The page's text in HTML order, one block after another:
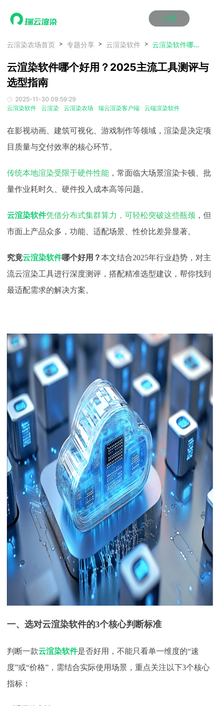
注册
首页
产品服务
云制作
云渲染管理系统
瑞兔百宝箱
AI视频插帧
云制作
云渲染管理系统
瑞兔百宝箱
AI视频插帧
云制作
云渲染管理系统
瑞兔百宝箱
AI视频插帧
云制作
云渲染管理系统
瑞兔百宝箱
AI视频插帧
云制作
云渲染管理系统
瑞兔百宝箱
AI视频插帧
云制作
云渲染管理系统
瑞兔百宝箱
AI视频插帧
Maya云渲染方案
3ds Max云渲染方案
Cinema 4D云渲染方案
Maya AI渲染方案
Maya云渲染方案
3ds Max云渲染方案
Cinema 4D云渲染方案
Maya AI渲染方案
Maya云渲染方案
3ds Max云渲染方案
Cinema 4D云渲染方案
Maya AI渲染方案
Maya云渲染方案
3ds Max云渲染方案
Cinema 4D云渲染方案
Maya AI渲染方案
Maya云渲染方案
3ds Max云渲染方案
Cinema 4D云渲染方案
Maya AI渲染方案
Maya云渲染方案
3ds Max云渲染方案
Cinema 4D云渲染方案
Maya AI渲染方案
动画价格
效果图价格
云制作价格
动画价格
效果图价格
云制作价格
动画价格
效果图价格
云制作价格
动画价格
效果图价格
云制作价格
动画价格
效果图价格
云制作价格
动画价格
效果图价格
云制作价格
新闻资讯
渲染大赛
新闻资讯
渲染大赛
新闻资讯
渲染大赛
新闻资讯
渲染大赛
新闻资讯
渲染大赛
新闻资讯
渲染大赛
特惠专区
云渲染优惠攻略
教育优惠
云渲染优惠攻略
教育优惠
云渲染优惠攻略
教育优惠
云渲染优惠攻略
教育优惠
云渲染优惠攻略
教育优惠
云渲染优惠攻略
教育优惠
关于我们
下载动画客户端
效果图客户端
动画客户端
效果图客户端
动画客户端
效果图客户端
动画客户端
效果图客户端
动画客户端
效果图客户端
动画客户端
效果图客户端
帮助/教程
登录
云渲染农场首页 专题分享 云渲染软件 云渲染软件哪个好用？2025主流工具测评与选型指南
云渲染软件哪个好用？2025主流工具测评与
选型指南
2025-11-30 09:59:29
云渲染软件
云渲染 云渲染农场 瑞云渲染客户端 云端渲染软件
在影视动画、建筑可视化、游戏制作等领域，渲染是决定项
目质量与交付效率的核心环节。
传统本地渲染受限于硬件性能 ，常面临大场景渲染卡顿、批
量作业耗时久、硬件投入成本高等问题。
云渲染软件凭借分布式集群算力，可轻松突破这些瓶颈 ，但
市面上产品众多，功能、适配场景、性价比差异显著。
究竟云渲染软件哪个好用？本文结合2025年行业趋势，对主
流云渲染工具进行深度测评，搭配精准选型建议，帮你找到
最适配需求的解决方案。
一、选对云渲染软件的3个核心判断标准
判断一款云渲染软件是否好用，不能只看单一维度的“速
度”或“价格”，需结合实际使用场景，重点关注以下3个核心
指标：